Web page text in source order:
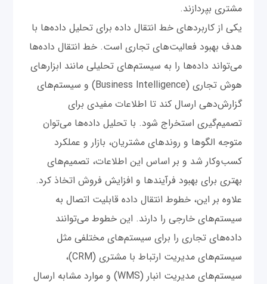
مشتری بپردازند.
یکی از کاربردهای خط انتقال داده برای تحلیل داده‌ها با
هدف بهبود فعالیت‌های تجاری است. خط انتقال داده‌ها
می‌تواند داده‌ها را به سیستم‌های تحلیلی مانند ابزارهای
هوش تجاری (Business Intelligence) و سیستم‌های
گزارش‌دهی ارسال کند تا اطلاعات مفیدی برای
تصمیم‌گیری استخراج شود. با تحلیل داده‌ها می‌توان
متوجه الگوها و روندهای مشتریان، بازار و عملکرد
کسب‌و‌کار شد و بر اساس این اطلاعات، تصمیم‌های
بهتری برای بهبود فرآیندها و افزایش فروش اتخاذ کرد.
علاوه بر این، خطوط انتقال داده قابلیت اتصال به
سیستم‌های خارجی را دارند. این خطوط می‌توانند
داده‌های تجاری را برای سیستم‌های مختلفی مثل
سیستم‌های مدیریت ارتباط با مشتری (CRM)،
سیستم‌های مدیریت انبار (WMS) و موارد مشابه ارسال